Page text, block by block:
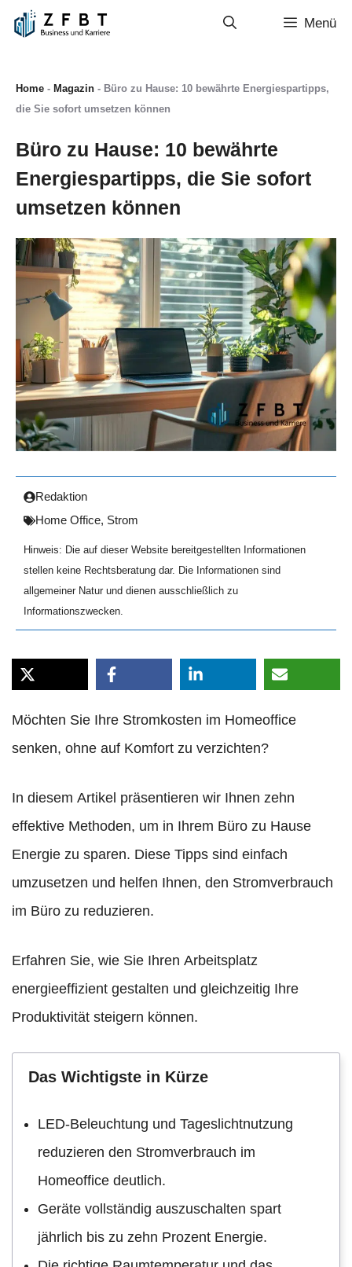
Zum
Inhalt
Menü
Home - Magazin - Büro zu Hause: 10 bewährte Energiespartipps,
die Sie sofort umsetzen können
Büro zu Hause: 10 bewährte
Energiespartipps, die Sie sofort
umsetzen können
Redaktion
Home Office, Strom
Hinweis: Die auf dieser Website bereitgestellten Informationen
stellen keine Rechtsberatung dar. Die Informationen sind
allgemeiner Natur und dienen ausschließlich zu
Informationszwecken.
Möchten Sie Ihre Stromkosten im Homeoffice
senken, ohne auf Komfort zu verzichten?
In diesem Artikel präsentieren wir Ihnen zehn
effektive Methoden, um in Ihrem Büro zu Hause
Energie zu sparen. Diese Tipps sind einfach
umzusetzen und helfen Ihnen, den Stromverbrauch
im Büro zu reduzieren.
Erfahren Sie, wie Sie Ihren Arbeitsplatz
energieeffizient gestalten und gleichzeitig Ihre
Produktivität steigern können.
Das Wichtigste in Kürze
LED-Beleuchtung und Tageslichtnutzung
reduzieren den Stromverbrauch im
Homeoffice deutlich.
Geräte vollständig auszuschalten spart
jährlich bis zu zehn Prozent Energie.